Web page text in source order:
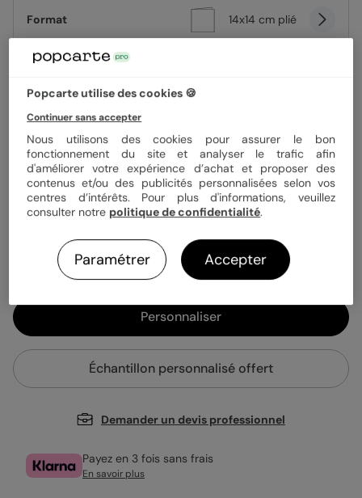
Format 14x14 cm plié
Papier
Quantité Échantillon personnalisé
1,09 € TTC
Fabrication française
Expédition rapide en 24h
Personnaliser
Échantillon personnalisé offert
Demander un devis professionnel
Payez en 3 fois sans frais
En savoir plus
Popcarte utilise des cookies 🍪
Continuer sans accepter
Nous utilisons des cookies pour assurer le bon
fonctionnement du site et analyser le trafic afin
d'améliorer votre expérience d’achat et proposer des
contenus et/ou des publicités personnalisées selon vos
centres d’intérêts. Pour plus d'informations, veuillez
consulter notre politique de confidentialité.
Paramétrer Accepter